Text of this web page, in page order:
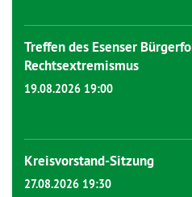
Treffen des Esenser
Rechtsextremismus
19.08.2026 19:00
Kreisvorstand-Sitzung
27.08.2026 19:30